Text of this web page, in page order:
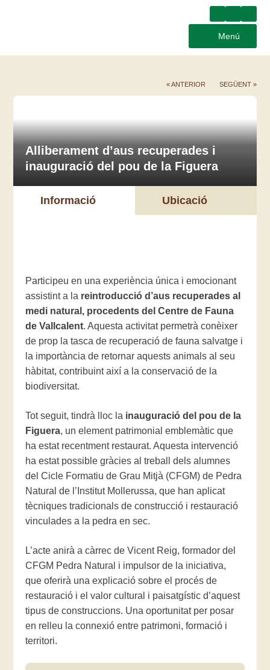
Menú
« ANTERIOR SEGÜENT »
Alliberament d’aus recuperades i
inauguració del pou de la Figuera
Informació Ubicació
Participeu en una experiència única i emocionant
assistint a la reintroducció d’aus recuperades al
medi natural, procedents del Centre de Fauna
de Vallcalent. Aquesta activitat permetrà conèixer
de prop la tasca de recuperació de fauna salvatge i
la importància de retornar aquests animals al seu
hàbitat, contribuint així a la conservació de la
biodiversitat.
Tot seguit, tindrà lloc la inauguració del pou de la
Figuera, un element patrimonial emblemàtic que
ha estat recentment restaurat. Aquesta intervenció
ha estat possible gràcies al treball dels alumnes
del Cicle Formatiu de Grau Mitjà (CFGM) de Pedra
Natural de l’Institut Mollerussa, que han aplicat
tècniques tradicionals de construcció i restauració
vinculades a la pedra en sec.
L’acte anirà a càrrec de Vicent Reig, formador del
CFGM Pedra Natural i impulsor de la iniciativa,
que oferirà una explicació sobre el procés de
restauració i el valor cultural i paisatgístic d’aquest
tipus de construccions. Una oportunitat per posar
en relleu la connexió entre patrimoni, formació i
territori.